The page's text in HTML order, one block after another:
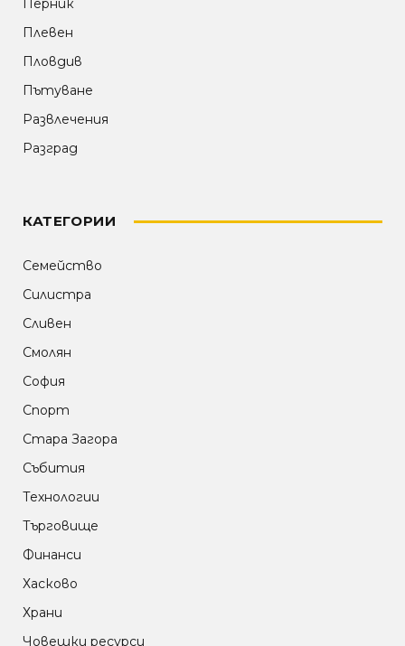
Перник
Плевен
Пловдив
Пътуване
Развлечения
Разград
КАТЕГОРИИ
Семейство
Силистра
Сливен
Смолян
София
Спорт
Стара Загора
Събития
Технологии
Търговище
Финанси
Хасково
Храни
Човешки ресурси